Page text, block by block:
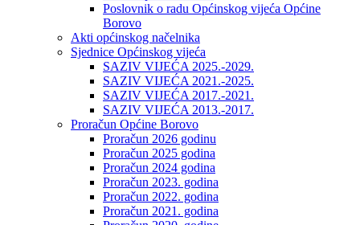
Poslovnik o radu Općinskog vijeća Općine
Borovo
Akti općinskog načelnika
Sjednice Općinskog vijeća
SAZIV VIJEĆA 2025.-2029.
SAZIV VIJEĆA 2021.-2025.
SAZIV VIJEĆA 2017.-2021.
SAZIV VIJEĆA 2013.-2017.
Proračun Općine Borovo
Proračun 2026 godinu
Proračun 2025 godina
Proračun 2024 godina
Proračun 2023. godina
Proračun 2022. godina
Proračun 2021. godina